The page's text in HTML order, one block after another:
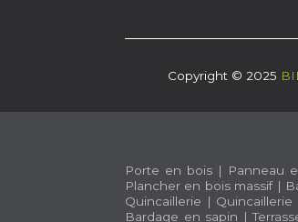
Copyright © 2025
Porte en bois | Panneau
Plancher en bois massif|
Quincaillerie | Quincaillerie
Bardage en sapin |